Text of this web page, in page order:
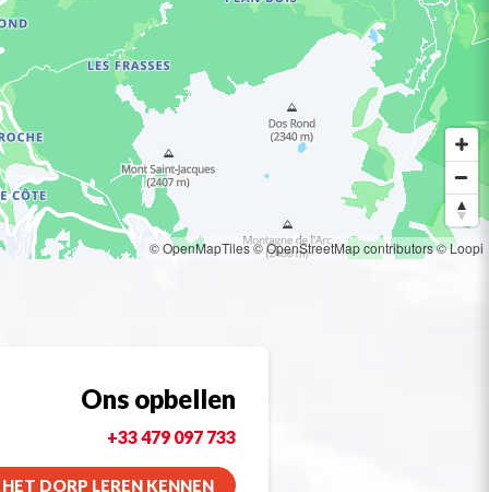
© OpenMapTiles© OpenStreetMap contributors© Loopi
Ons opbellen
+33 479 097 733
HET DORP LEREN KENNEN